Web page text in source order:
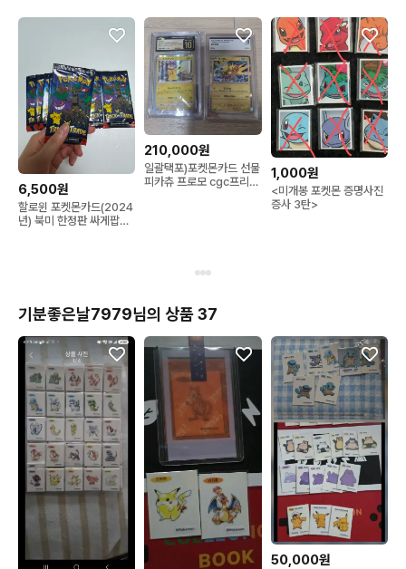
6,500원
할로윈 포켓몬카드(2024
년) 북미 한정판 싸게팝니
210,000원
일괄택포)포켓몬카드 선물
피카츄 프로모 cgc프리스
1,000원
<미개봉 포켓몬 증명사진
증사 3탄>
기분좋은날7979님의 상품 37
50,000원